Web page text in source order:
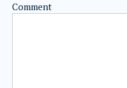
Comment